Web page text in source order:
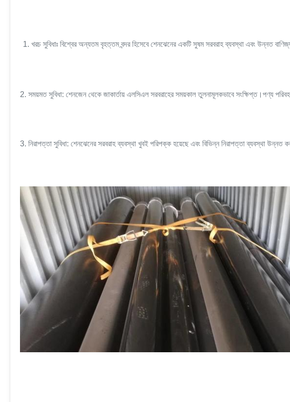
1. খরচ সুবিধাঃ বিশ্বের অন্যতম বৃহত্তম বন্দর হিসেবে শেনঝেনের একটি সুষম সরবরাহ ব্যবস্থা এবং উন্নত
2. সময়মত সুবিধা: শেনজেন থেকে জাকার্তায় এলসিএল সরবরাহের সময়কাল তুলনামূলকভাবে সংক্ষিপ্ত।পণ্য
3. নিরাপত্তা সুবিধা: শেনঝেনের সরবরাহ ব্যবস্থা খুবই পরিপক্ক হয়েছে এবং বিভিন্ন নিরাপত্তা ব্যবস্থা উন্নত